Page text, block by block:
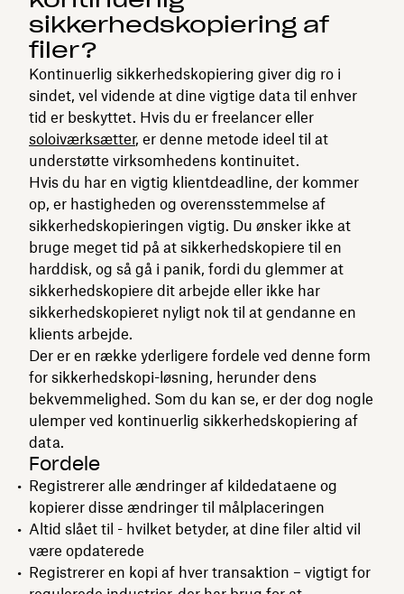
sikkerhedskopiering af
filer?
Kontinuerlig sikkerhedskopiering giver dig ro i
sindet, vel vidende at dine vigtige data til enhver
tid er beskyttet. Hvis du er freelancer eller
soloiværksætter, er denne metode ideel til at
understøtte virksomhedens kontinuitet.
Hvis du har en vigtig klientdeadline, der kommer
op, er hastigheden og overensstemmelse af
sikkerhedskopieringen vigtig. Du ønsker ikke at
bruge meget tid på at sikkerhedskopiere til en
harddisk, og så gå i panik, fordi du glemmer at
sikkerhedskopiere dit arbejde eller ikke har
sikkerhedskopieret nyligt nok til at gendanne en
klients arbejde.
Der er en række yderligere fordele ved denne form
for sikkerhedskopi-løsning, herunder dens
bekvemmelighed. Som du kan se, er der dog nogle
ulemper ved kontinuerlig sikkerhedskopiering af
data.
Fordele
Registrerer alle ændringer af kildedataene og
kopierer disse ændringer til målplaceringen
Altid slået til - hvilket betyder, at dine filer altid vil
være opdaterede
Registrerer en kopi af hver transaktion – vigtigt for